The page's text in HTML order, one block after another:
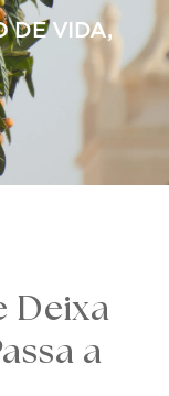
DE VIDA,
Deixa
a